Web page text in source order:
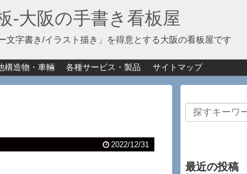
‐大阪の手書き看板屋
文字書き/イラスト描き」を得意とする大阪の看板屋です
構造物・車輛 各種サービス・製品 サイトマップ
2022/12/31
最近の投稿